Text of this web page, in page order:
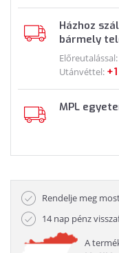
Házhoz
bármely
Előreutalással:
Utánvéttel:
MPL
Rendelje meg
14 nap pénz
A